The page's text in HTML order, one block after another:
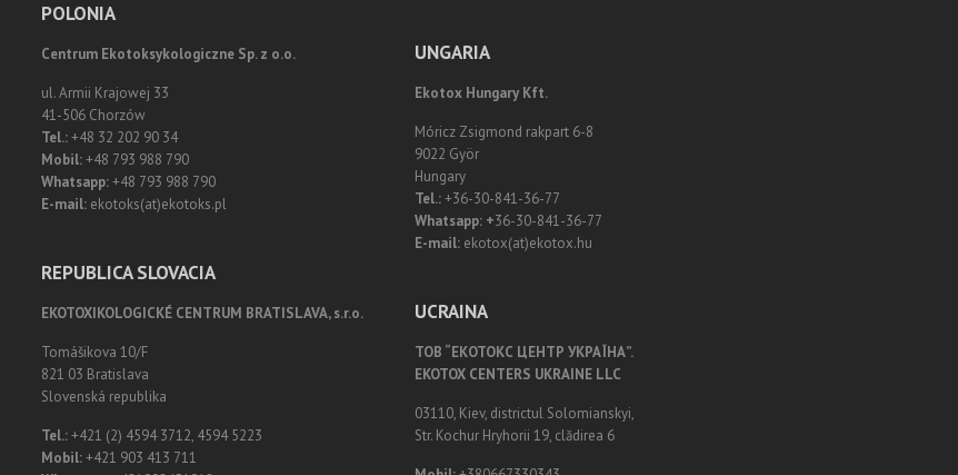
POLONIA
Centrum Ekotoksykologiczne Sp. z o.o.
ul. Armii Krajowej 33
41-506 Chorzów
Tel.:+48 32 202 90 34
Mobil:+48 793 988 790
Whatsapp:+48 793 988 790
E-mail:ekotoks(at)ekotoks.pl
REPUBLICA SLOVACIA
EKOTOXIKOLOGICKÉ CENTRUM BRATISLAVA, s.r.o.
Tomášikova 10/F
821 03 Bratislava
Slovenská republika
Tel.:+421 (2) 4594 3712, 4594 5223
Mobil:+421 903 413 711
UNGARIA
Ekotox Hungary Kft.
Móricz Zsigmond rakpart 6-8
9022 Györ
Hungary
Tel.:+36-30-841-36-77
Whatsapp: +36-30-841-36-77
E-mail:ekotox(at)ekotox.hu
UCRAINA
ТОВ “ЕКОТОКС ЦЕНТР УКРАЇНА”.
EKOTOX CENTERS UKRAINE LLC
03110, Kiev, districtul Solomianskyi,
Str. Kochur Hryhorii 19, clădirea 6